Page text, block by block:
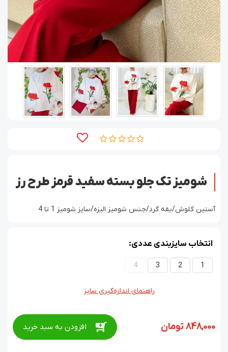
شومیز تک جلو بسته سفید قرمز طرح رز
آستین کلوش/یقه گرد/جنس شومیز الیزه/سایز شومیز 1 تا 4
انتخاب سایزبندی عددی:
1
2
3
4
راهنمای اندازه‌گیری سایز
848,000تومان افزودن به سبد خرید